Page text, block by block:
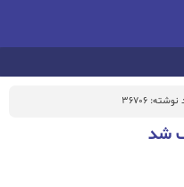
36706
شد